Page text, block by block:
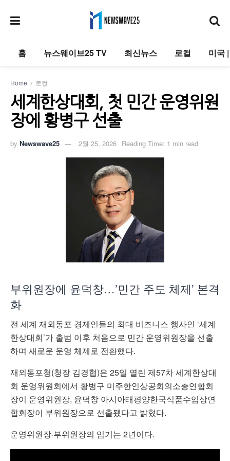
홈 뉴스웨이브25 TV 최신뉴스 로컬 미국
Home 로컬
세계한상대회, 첫 민간 운영위원
장에 황병구 선출
by Newswave25 2월 25, 2026 Reading Time: 1 min read
부위원장에 윤덕창…’민간 주도 체제’ 본격
화
전 세계 재외동포 경제인들의 최대 비즈니스 행사인 ‘세계
한상대회’가 출범 이후 처음으로 민간 운영위원장을 선출
하며 새로운 운영 체제로 전환했다.
재외동포청(청장 김경협)은 25일 열린 제57차 세계한상대
회 운영위원회에서 황병구 미주한인상공회의소총연합회
장이 운영위원장, 윤덕창 아시아태평양한국식품수입상연
합회장이 부위원장으로 선출됐다고 밝혔다.
운영위원장·부위원장의 임기는 2년이다.